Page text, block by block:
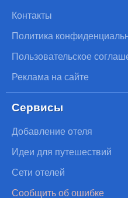
Контакты
Политика
Пользовательское
Реклама на сайте
Сервисы
Добавление отеля
Идеи для путешествий
Сети отелей
Сообщить об ошибке